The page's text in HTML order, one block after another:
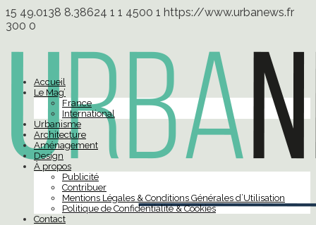
15 49.0138 8.38624 1 1 4500 1 https://www.urbanews.fr
300 0
Accueil
Le Mag’
France
International
Urbanisme
Architecture
Aménagement
Design
À propos
Publicité
Contribuer
Mentions Légales & Conditions Générales d’Utilisation
Politique de Confidentialité & Cookies
Contact